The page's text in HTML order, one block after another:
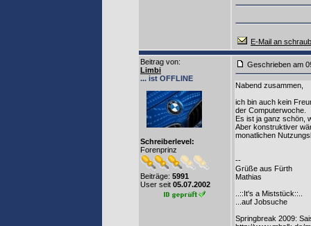
E-Mail an
Beitrag von:
Limbi
... ist OFFLINE
Schreiberlevel:
Forenprinz
Beiträge: 5991
User seit 05.07.2002
Geschrieben am
Nabend zusammen,
ich bin auch kein
der Computerwoche.
Es ist ja ganz schön,
Aber konstruktiver
monatlichen
--
Grüße aus Fürth
Mathias
..::It's a Miststück::..
...auf Jobsuche
Springbreak 2009: